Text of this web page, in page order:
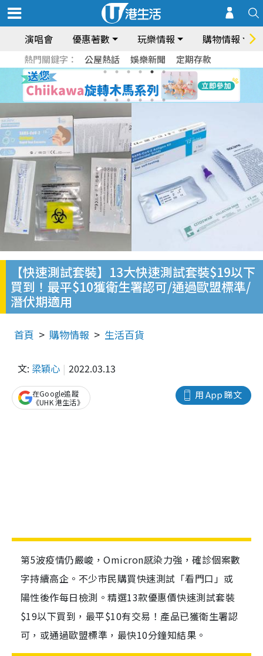
演唱會 優惠著數 玩樂情報 購物情報
熱門關鍵字： 公屋熱話 娛樂新聞 定期存款
【快速測試套裝】13大快速測試套裝$19以下
買到！最平$10獲衛生署認可/通過歐盟標準/
潛伏期適用
首頁 購物情報 生活百貨
文: 梁穎心 2022.03.13
用 App 睇文
在Google追蹤
《UHK 港生活》
第5波疫情仍嚴峻，Omicron感染力強，確診個案數
字持續高企。不少市民購買快速測試「看門口」或
陽性後作每日檢測。精選13款優惠價快速測試套裝
$19以下買到，最平$10有交易！產品已獲衛生署認
可，或通過歐盟標準，最快10分鐘知結果。